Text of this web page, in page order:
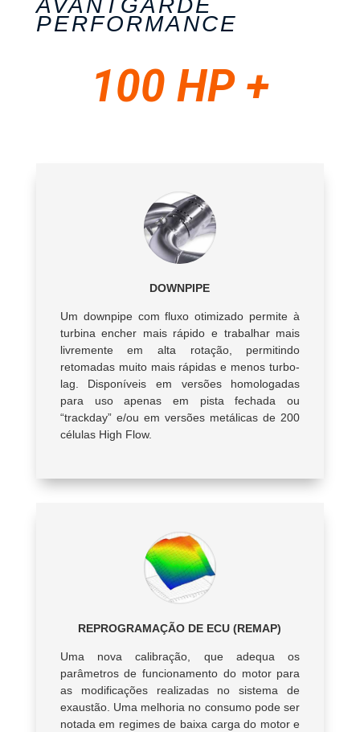
PERFORMANCE
100 HP +
DOWNPIPE
Um downpipe com fluxo otimizado permite à
turbina encher mais rápido e trabalhar mais
livremente em alta rotação, permitindo
retomadas muito mais rápidas e menos turbo-
lag. Disponíveis em versões homologadas
para uso apenas em pista fechada ou
“trackday” e/ou em versões metálicas de 200
células High Flow.
REPROGRAMAÇÃO DE ECU (REMAP)
Uma nova calibração, que adequa os
parâmetros de funcionamento do motor para
as modificações realizadas no sistema de
exaustão. Uma melhoria no consumo pode ser
notada em regimes de baixa carga do motor e